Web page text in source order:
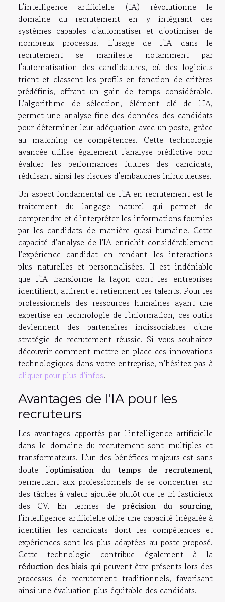
L'intelligence artificielle (IA) révolutionne le
domaine du recrutement en y intégrant des
systèmes capables d'automatiser et d'optimiser de
nombreux processus. L'usage de l'IA dans le
recrutement se manifeste notamment par
l'automatisation des candidatures, où des logiciels
trient et classent les profils en fonction de critères
prédéfinis, offrant un gain de temps considérable.
L'algorithme de sélection, élément clé de l'IA,
permet une analyse fine des données des candidats
pour déterminer leur adéquation avec un poste, grâce
au matching de compétences. Cette technologie
avancée utilise également l'analyse prédictive pour
évaluer les performances futures des candidats,
réduisant ainsi les risques d'embauches infructueuses.
Un aspect fondamental de l'IA en recrutement est le
traitement du langage naturel qui permet de
comprendre et d'interpréter les informations fournies
par les candidats de manière quasi-humaine. Cette
capacité d'analyse de l'IA enrichit considérablement
l'expérience candidat en rendant les interactions
plus naturelles et personnalisées. Il est indéniable
que l'IA transforme la façon dont les entreprises
identifient, attirent et retiennent les talents. Pour les
professionnels des ressources humaines ayant une
expertise en technologie de l'information, ces outils
deviennent des partenaires indissociables d'une
stratégie de recrutement réussie. Si vous souhaitez
découvrir comment mettre en place ces innovations
technologiques dans votre entreprise, n'hésitez pas à
cliquer pour plus d'infos.
Avantages de l'IA pour les
recruteurs
Les avantages apportés par l'intelligence artificielle
dans le domaine du recrutement sont multiples et
transformateurs. L'un des bénéfices majeurs est sans
doute l'optimisation du temps de recrutement,
permettant aux professionnels de se concentrer sur
des tâches à valeur ajoutée plutôt que le tri fastidieux
des CV. En termes deprécision du sourcing,
l'intelligence artificielle offre une capacité inégalée à
identifier les candidats dont les compétences et
expériences sont les plus adaptées au poste proposé.
Cette technologie contribue également à la
réduction des biais qui peuvent être présents lors des
processus de recrutement traditionnels, favorisant
ainsi une évaluation plus équitable des candidats.